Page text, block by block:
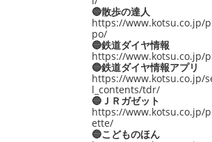
🔵散歩の達人
https://www.kotsu.co.jp/
po/
🔵鉄道ダイヤ情報
https://www.kotsu.co.jp/
🔵鉄道ダイヤ情報アプリ
https://www.kotsu.co.jp/
l_contents/tdr/
🔵ＪＲガゼット
https://www.kotsu.co.jp/
ette/
🔵こどものほん